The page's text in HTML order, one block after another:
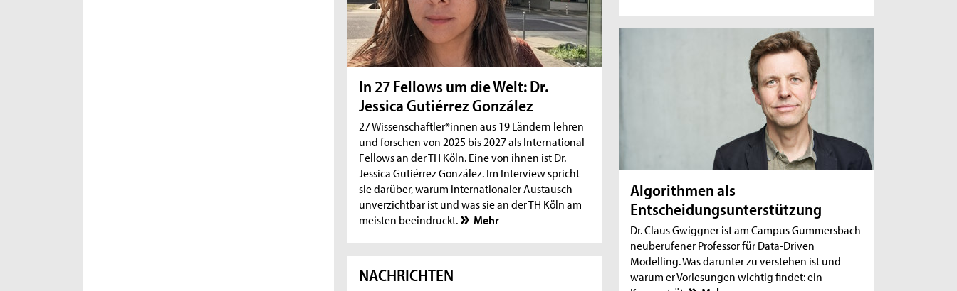
In 27 Fellows um die Welt: Dr.
Jessica Gutiérrez González
27 Wissenschaftler*innen aus 19 Ländern lehren
und forschen von 2025 bis 2027 als International
Fellows an der TH Köln. Eine von ihnen ist Dr.
Jessica Gutiérrez González. Im Interview spricht
sie darüber, warum internationaler Austausch
unverzichtbar ist und was sie an der TH Köln am
meisten beeindruckt.
Mehr
Algorithmen als
Entscheidungsunterstützung
Dr. Claus Gwiggner ist am Campus Gummersbach
neuberufener Professor für Data-Driven
Modelling. Was darunter zu verstehen ist und
warum er Vorlesungen wichtig findet: ein
NACHRICHTEN